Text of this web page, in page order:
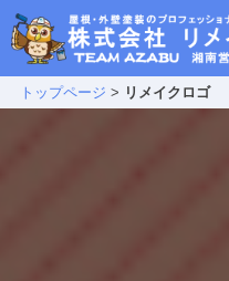
トップページ > リメイクロゴ